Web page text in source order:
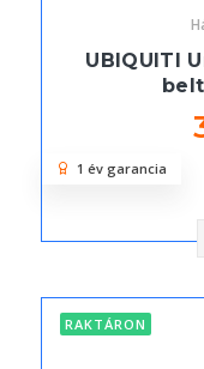
UBIQUITI
1 év garancia
RAKTÁRON